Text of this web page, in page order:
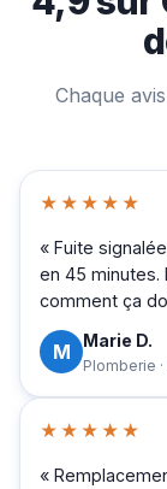
Chaque
★★★★★
« Fuite
en 45 minutes.
comment ça
M Marie D.
Plomberie
★★★★★
«